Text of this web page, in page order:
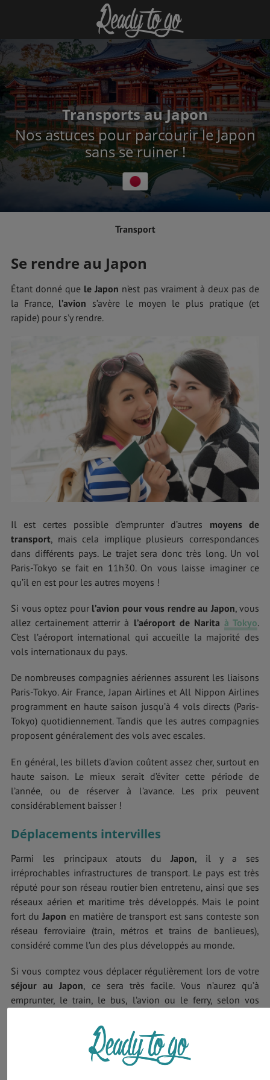
Transports au Japon
Nos astuces pour parcourir le Japon
sans se ruiner !
Transport
Se rendre au Japon
Étant donné que le Japon n’est pas vraiment à deux pas de
la France, l’avion s’avère le moyen le plus pratique (et
rapide) pour s’y rendre.
Il est certes possible d’emprunter d’autres moyens de
transport, mais cela implique plusieurs correspondances
dans différents pays. Le trajet sera donc très long. Un vol
Paris-Tokyo se fait en 11h30. On vous laisse imaginer ce
qu’il en est pour les autres moyens !
Si vous optez pour l’avion pour vous rendre au Japon, vous
allez certainement atterrir à l’aéroport de Narita à Tokyo.
C’est l’aéroport international qui accueille la majorité des
vols internationaux du pays.
De nombreuses compagnies aériennes assurent les liaisons
Paris-Tokyo. Air France, Japan Airlines et All Nippon Airlines
programment en haute saison jusqu’à 4 vols directs (Paris-
Tokyo) quotidiennement. Tandis que les autres compagnies
proposent généralement des vols avec escales.
En général, les billets d’avion coûtent assez cher, surtout en
haute saison. Le mieux serait d’éviter cette période de
l’année, ou de réserver à l’avance. Les prix peuvent
considérablement baisser !
Déplacements intervilles
Parmi les principaux atouts du Japon, il y a ses
irréprochables infrastructures de transport. Le pays est très
réputé pour son réseau routier bien entretenu, ainsi que ses
réseaux aérien et maritime très développés. Mais le point
fort du Japon en matière de transport est sans conteste son
réseau ferroviaire (train, métros et trains de banlieues),
considéré comme l’un des plus développés au monde.
Si vous comptez vous déplacer régulièrement lors de votre
séjour au Japon, ce sera très facile. Vous n’aurez qu’à
emprunter, le train, le bus, l’avion ou le ferry, selon vos
Avec un nombre important de trains très modernes,